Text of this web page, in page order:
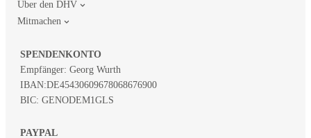
Über den DHV
Mitmachen
SPENDENKONTO
Empfänger: Georg Wurth
IBAN:DE45430609678068676900
BIC: GENODEM1GLS
PAYPAL